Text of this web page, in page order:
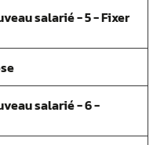
salarié - 5 - Fixer
salarié - 6 -